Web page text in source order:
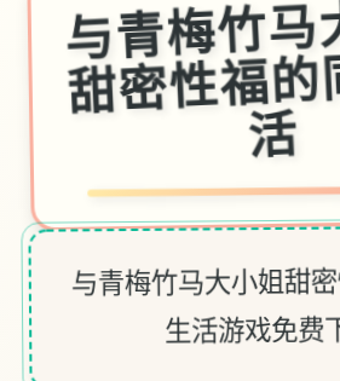
与青梅竹
甜密性福
活
与青梅竹马大小姐甜
生活游戏免费